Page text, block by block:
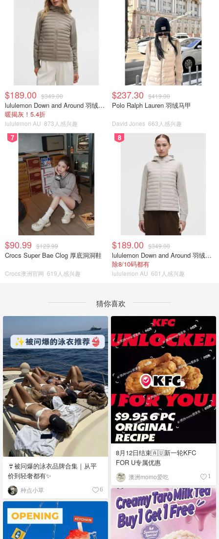
$189.00 $349.00
lululemon Down and Around 羽绒夹克
暖揭灰！5.4折
lululemon AU 873人感兴趣
$237.30 $419.00
Polo Ralph Lauren 羽绒马甲
David Jones 663人感兴趣
7
$90.99 $129.99
Crocs Super Bae Clog 厚底洞洞鞋
Crocs澳洲官网 619人感兴趣
8
$189.00 $349.00
lululemon Down and Around 羽绒夹克
除8/10码都有
lululemon AU 601人感兴趣
猜你喜欢
👙被问爆的泳衣品牌合集｜从平
价到轻奢都有✨
种点小草 6
8月12日结束🇦🇺新一轮KFC
FOR U专属优惠
澳洲momo爱吃 1